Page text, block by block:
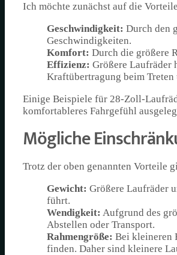
Ich möchte zunächst auf die
Geschwindigkeit: Durch den
Geschwindigkeiten.
Komfort: Durch die größere
Effizienz: Größere Laufräder
Kraftübertragung beim
Einige Beispiele für 28-Zoll-
komfortableres Fahrgefühl
Mögliche
Trotz der oben genannten Vorteile
Gewicht: Größere Laufräder
führt.
Wendigkeit: Aufgrund des
Abstellen oder Transport.
Rahmengröße: Bei kleineren
finden. Daher sind kleinere